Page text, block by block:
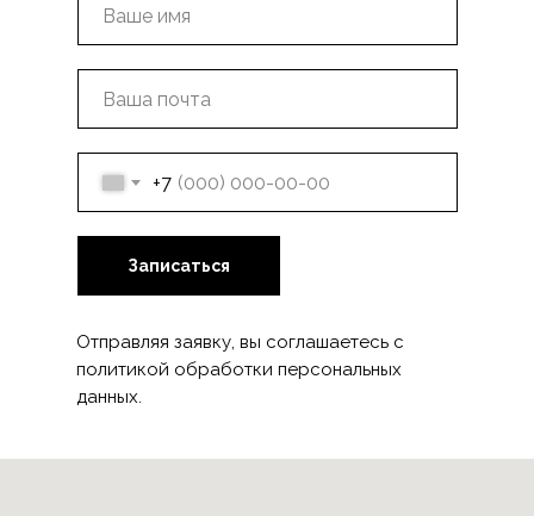
+7
Записаться
Отправляя заявку, вы соглашаетесь с
политикой обработки персональных
данных.